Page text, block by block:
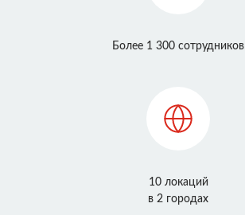
Более 1 300 сотрудников
10 локаций
в 2 городах